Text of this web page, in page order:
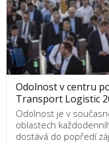
Odolnost v centru
Transport Logistic
Odolnost je v
oblastech
dostává do popředí